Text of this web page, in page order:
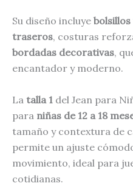
Su diseño incluye
traseros, costuras
bordadas decorativas,
encantador y moderno.
La talla 1 del Jean para
para niñas de 12 a 18
tamaño y contextura de
permite un ajuste
movimiento, ideal para
cotidianas.